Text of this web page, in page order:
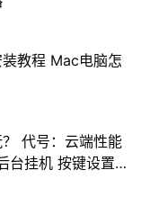
教程 Mac电脑怎
代号：云端性能
台挂机 按键设置